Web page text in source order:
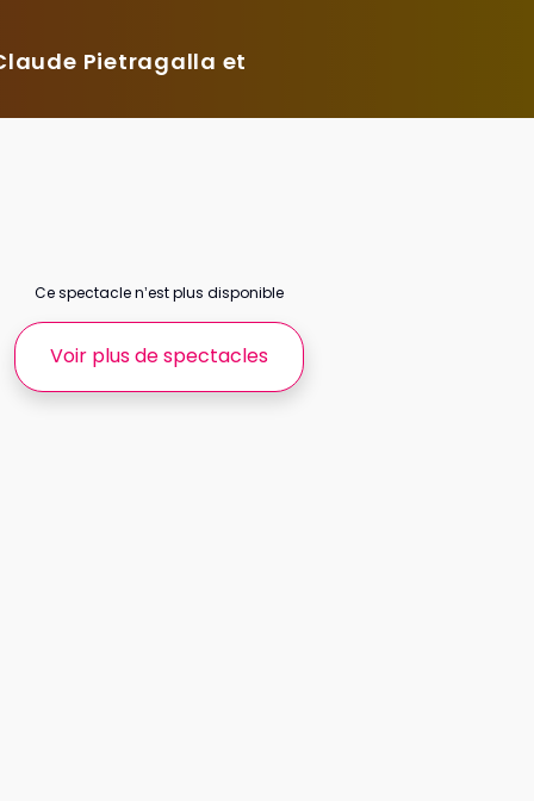
Pietragalla et
Ce spectacle n’est plus disponible
Voir plus de spectacles